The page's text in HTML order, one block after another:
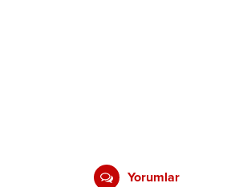
Yorumlar